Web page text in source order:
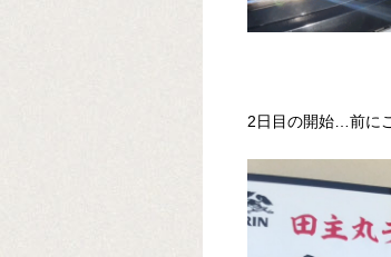
2日目の開始…前に